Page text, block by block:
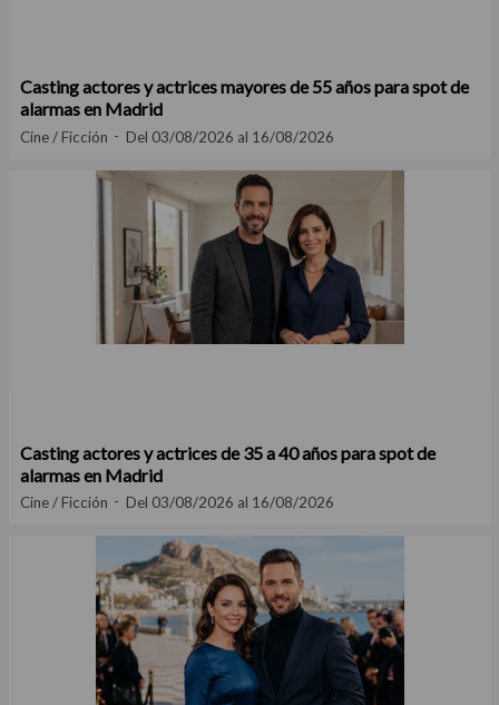
Casting actores y actrices mayores de 55 años para spot de
alarmas en Madrid
Cine / Ficción Del 03/08/2026 al 16/08/2026
Casting actores y actrices de 35 a 40 años para spot de
alarmas en Madrid
Cine / Ficción Del 03/08/2026 al 16/08/2026